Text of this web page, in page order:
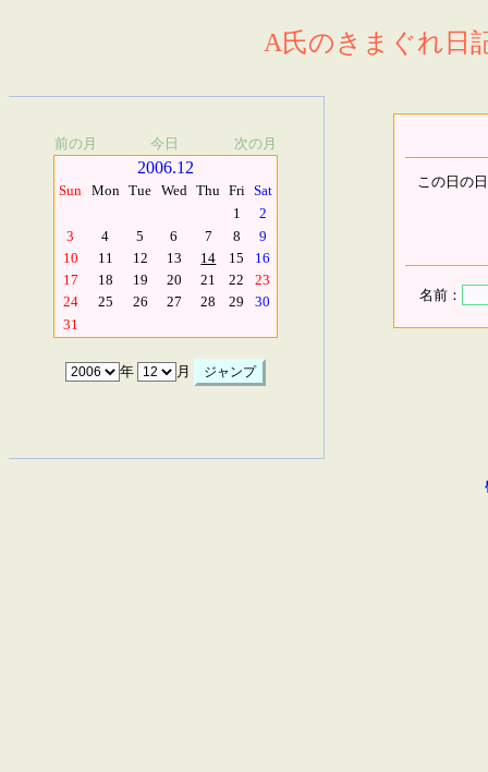
A氏のきまぐれ日
前の月 今日 次の月
2006.12
Sun Mon Tue Wed Thu Fri Sat
1
2
3
4 5 6 7 8
9
10
11 12 13 14 15
16
17
18 19 20 21 22
23
24
25 26 27 28 29
30
31
年 月
この日の
名前：